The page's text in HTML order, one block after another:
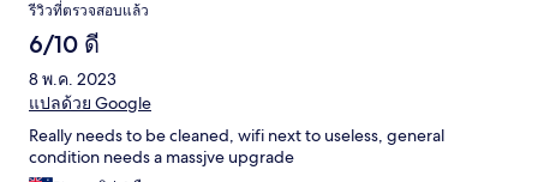
รีวิวที่ตรวจสอบแล้ว
6/10 ดี
8 พ.ค. 2023
แปลด้วย Google
Really needs to be cleaned, wifi next to useless, general
condition needs a massjve upgrade